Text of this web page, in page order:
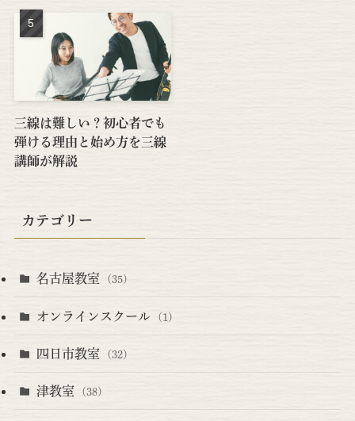
三線は難しい？初心者でも
弾ける理由と始め方を三線
講師が解説
カテゴリー
名古屋教室 (35)
オンラインスクール (1)
四日市教室 (32)
津教室 (38)